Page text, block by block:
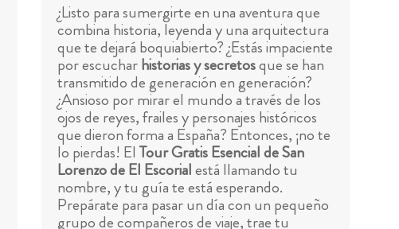
¿Listo para sumergirte en una aventura que
combina historia, leyenda y una arquitectura
que te dejará boquiabierto? ¿Estás impaciente
por escucharhistorias y secretosque se han
transmitido de generación en generación?
¿Ansioso por mirar el mundo a través de los
ojos de reyes, frailes y personajes históricos
que dieron forma a España? Entonces, ¡no te
lo pierdas! ElTour Gratis Esencial de San
Lorenzo de El Escorialestá llamando tu
nombre, y tu guía te está esperando.
Prepárate para pasar un día con un pequeño
grupo de compañeros de viaje, trae tu